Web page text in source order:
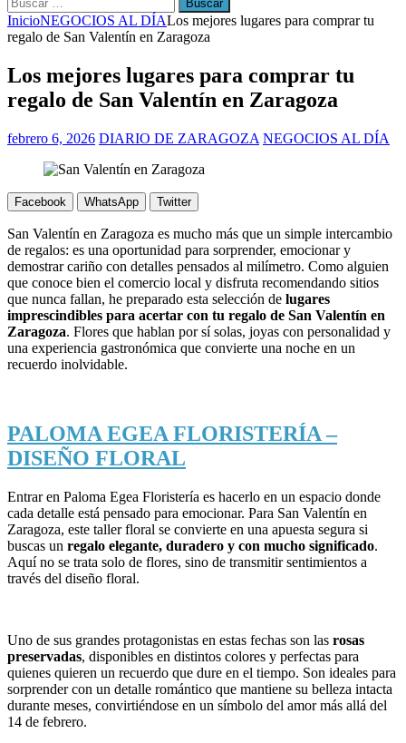
InicioNEGOCIOS AL DÍALos mejores lugares para comprar tu
regalo de San Valentín en Zaragoza
Los mejores lugares para comprar tu
regalo de San Valentín en Zaragoza
febrero 6, 2026 DIARIO DE ZARAGOZA NEGOCIOS AL DÍA
Facebook WhatsApp Twitter
San Valentín en Zaragoza es mucho más que un simple intercambio
de regalos: es una oportunidad para sorprender, emocionar y
demostrar cariño con detalles pensados al milímetro. Como alguien
que conoce bien el comercio local y disfruta recomendando sitios
que nunca fallan, he preparado esta selección de lugares
imprescindibles para acertar con tu regalo de San Valentín en
Zaragoza. Flores que hablan por sí solas, joyas con personalidad y
una experiencia gastronómica que convierte una noche en un
recuerdo inolvidable.
PALOMA EGEA FLORISTERÍA –
DISEÑO FLORAL
Entrar en Paloma Egea Floristería es hacerlo en un espacio donde
cada detalle está pensado para emocionar. Para San Valentín en
Zaragoza, este taller floral se convierte en una apuesta segura si
buscas un regalo elegante, duradero y con mucho significado.
Aquí no se trata solo de flores, sino de transmitir sentimientos a
través del diseño floral.
Uno de sus grandes protagonistas en estas fechas son las rosas
preservadas, disponibles en distintos colores y perfectas para
quienes quieren un recuerdo que dure en el tiempo. Son ideales para
sorprender con un detalle romántico que mantiene su belleza intacta
durante meses, convirtiéndose en un símbolo del amor más allá del
14 de febrero.